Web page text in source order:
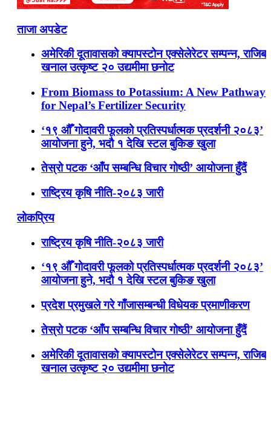
ताजा अपडेट
अमेरिकी दूतावासको क्यापस्टोन एक्सेलेरेटर सम्पन्न, राजिब
खनाल उत्कृष्ट २० उद्यमीमा छनोट
From Biomass to Potassium: A New Pathway
for Nepal’s Fertilizer Security
‘१९ औँ गोदावरी फूलको प्रतिस्पर्धात्मक प्रदर्शनी २०८३’
आयोजना हुने, भदौ १ देखि स्टल बुकिङ खुला
तेस्रो पटक ‘आँप सम्बन्धि विचार गोष्ठी’ आयोजना हुँदैं
राष्ट्रिय कृषि नीति-२०८३ जारी
लोकप्रिय
राष्ट्रिय कृषि नीति-२०८३ जारी
‘१९ औँ गोदावरी फूलको प्रतिस्पर्धात्मक प्रदर्शनी २०८३’
आयोजना हुने, भदौ १ देखि स्टल बुकिङ खुला
प्रदेश प्रमुखले गरे गाँजासम्बन्धी विधेयक प्रमाणीकरण
तेस्रो पटक ‘आँप सम्बन्धि विचार गोष्ठी’ आयोजना हुँदैं
अमेरिकी दूतावासको क्यापस्टोन एक्सेलेरेटर सम्पन्न, राजिब
खनाल उत्कृष्ट २० उद्यमीमा छनोट